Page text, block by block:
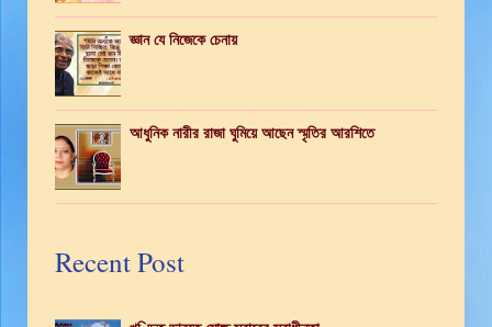
জ্ঞান যে নিজেকে চেনায়
আধুনিক নারীর রাজা ঘুমিয়ে আছেন স্মৃতির আরশিতে
Recent Post